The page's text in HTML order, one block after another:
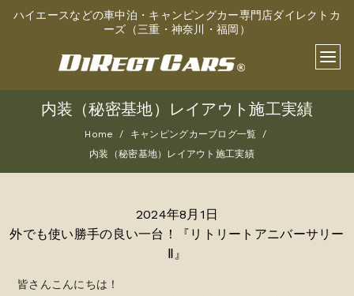
ハイエースなどの車中泊・キャンピングカー専門店ダイレクトカ
ーズ（三重・神奈川・福岡）
内装（秘密基地）レイアウト施工実績
Home
キャンピングカーブログ一覧
内装（秘密基地）レイアウト施工実績
2024年8月1日
外でも使い勝手の良い一台！『リトリートアニバーサリー
Ⅱ』
皆さんこんにちは！